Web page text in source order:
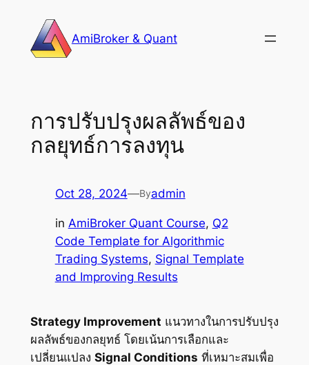
content
AmiBroker & Quant
การปรับปรุงผลลัพธ์ของ
กลยุทธ์การลงทุน
Oct 28, 2024—Byadmin
in AmiBroker Quant Course, Q2
Code Template for Algorithmic
Trading Systems, Signal Template
and Improving Results
Strategy Improvement แนวทางในการปรับปรุง
ผลลัพธ์ของกลยุทธ์ โดยเน้นการเลือกและ
เปลี่ยนแปลง Signal Conditions ที่เหมาะสมเพื่อ